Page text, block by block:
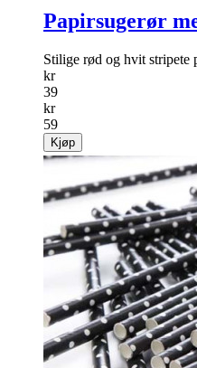
Papirsugerør
Stilige rød og hvit stripete
kr
39
kr
59
Kjøp